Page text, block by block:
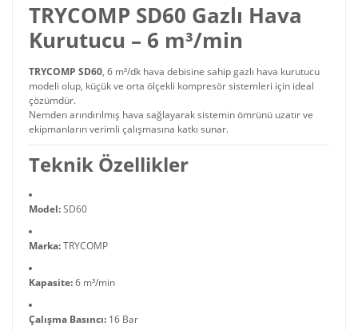
TRYCOMP SD60 Gazlı Hava
Kurutucu – 6 m³/min
TRYCOMP SD60, 6 m³/dk hava debisine sahip gazlı hava kurutucu
modeli olup, küçük ve orta ölçekli kompresör sistemleri için ideal
çözümdür.
Nemden arındırılmış hava sağlayarak sistemin ömrünü uzatır ve
ekipmanların verimli çalışmasına katkı sunar.
Teknik Özellikler
Model:SD60
Marka:TRYCOMP
Kapasite:6 m³/min
Çalışma Basıncı: 16 Bar